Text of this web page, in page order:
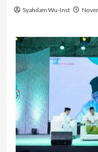
Syahdam Wu-Inst